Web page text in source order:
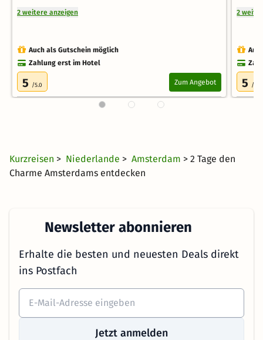
2 weitere anzeigen
Auch als Gutschein möglich
Zahlung erst im Hotel
5 /5.0 Zum Angebot
2
5 /5.0
Kurzreisen > Niederlande > Amsterdam > 2 Tage den
Charme Amsterdams entdecken
Newsletter abonnieren
Erhalte die besten und neuesten Deals direkt
ins Postfach
Jetzt anmelden